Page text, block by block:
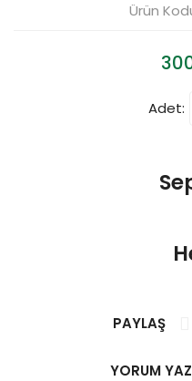
Ürün
Adet:
PAYLAŞ
YORUM YAZ